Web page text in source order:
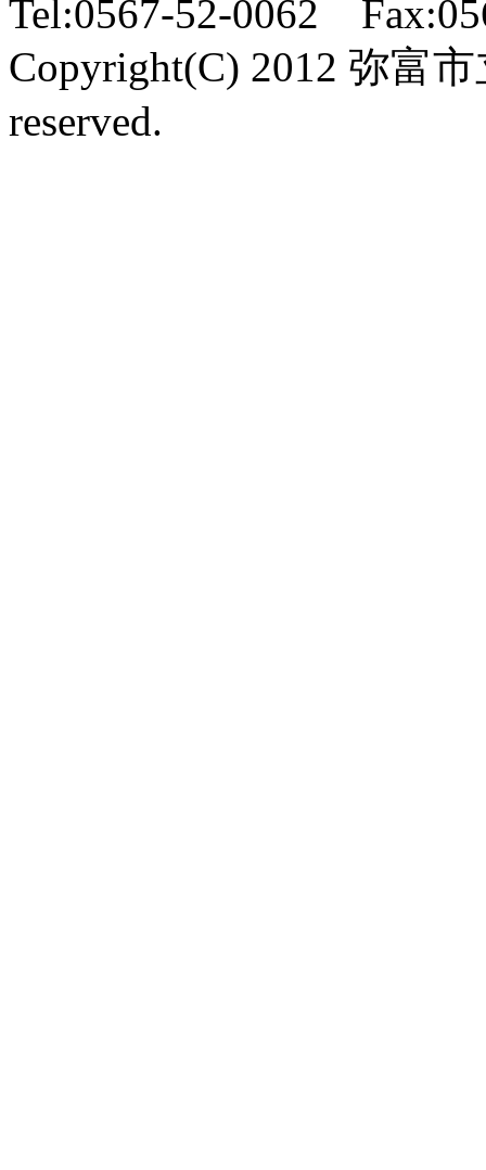
Tel:0567-52-0062
Copyright(C) 2012 弥富
reserved.